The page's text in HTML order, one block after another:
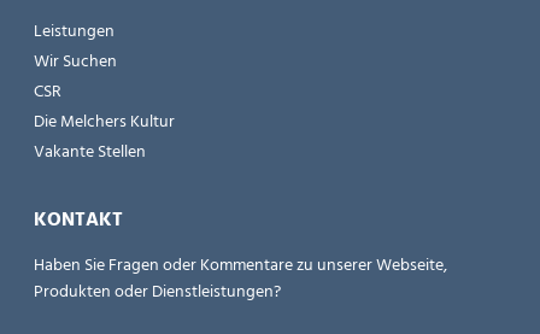
Leistungen
Wir Suchen
CSR
Die Melchers Kultur
Vakante Stellen
KONTAKT
Haben Sie Fragen oder Kommentare zu unserer Webseite,
Produkten oder Dienstleistungen?